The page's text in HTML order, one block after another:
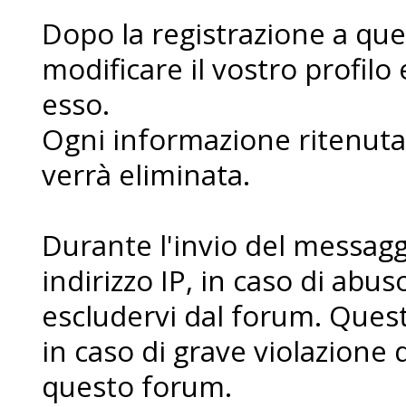
Dopo la registrazione a
modificare il vostro
esso.
Ogni informazione
verrà eliminata.
Durante l'invio del
indirizzo IP, in caso di
escludervi dal forum.
in caso di grave
questo forum.